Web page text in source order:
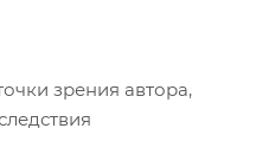
зрения автора,